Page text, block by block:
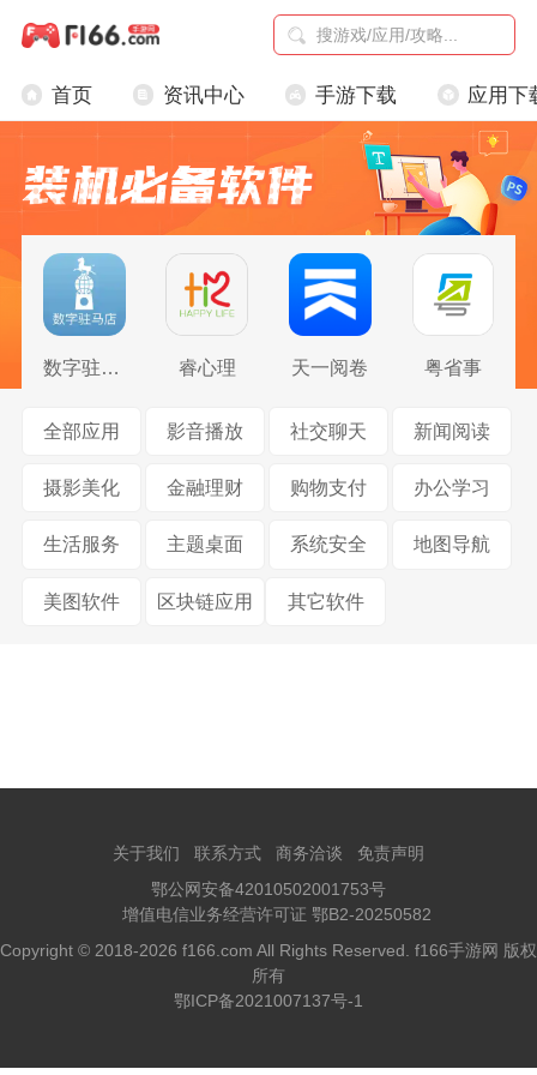
首页 资讯中心 手游下载 应用下
数字驻马店 睿心理 天一阅卷 粤省事
全部应用 影音播放 社交聊天 新闻阅读
摄影美化 金融理财 购物支付 办公学习
生活服务 主题桌面 系统安全 地图导航
美图软件 区块链应用 其它软件
关于我们 联系方式 商务洽谈
免责声明
鄂公网安备42010502001753号
增值电信业务经营许可证 鄂B2-20250582
Copyright © 2018-2026 f166.com All Rights Reserved. f166手游网 版权
所有
鄂ICP备2021007137号-1